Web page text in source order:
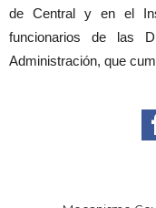
de Central y en el
funcionarios de las
Administración, que